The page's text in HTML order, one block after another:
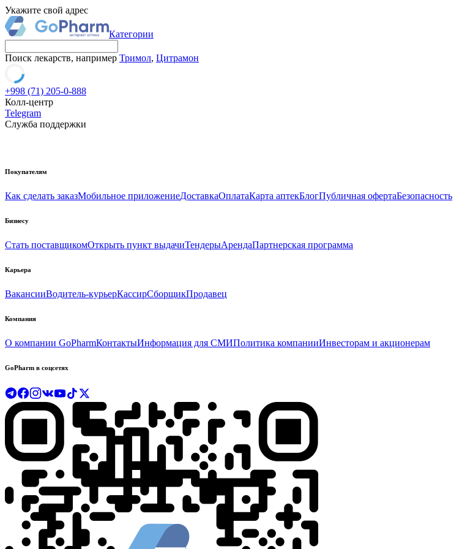
Укажите свой адрес
Категории
Поиск лекарств, например Тримол, Цитрамон
+998 (71) 205-0-888
Колл-центр
Telegram
Служба поддержки
Покупателям
Как сделать заказМобильное приложениеДоставкаОплатаКарта аптекБлогПубличная офертаБезопасность
Бизнесу
Стать поставщикомОткрыть пункт выдачиТендерыАрендаПартнерская программа
Карьера
ВакансииВодитель-курьерКассирСборщикПродавец
Компания
О компании GoPharmКонтактыИнформация для СМИПолитика компанииИнвесторам и акционерам
GoPharm в соцсетях